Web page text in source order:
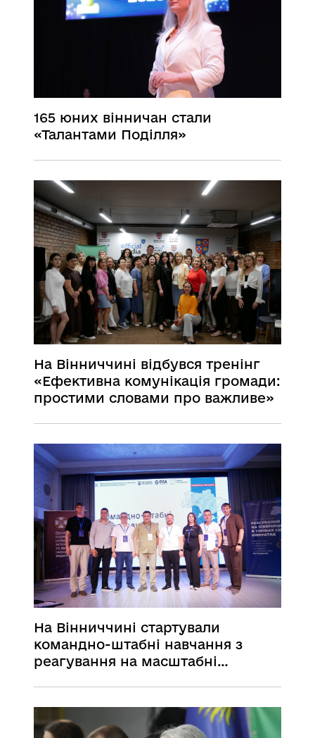
165 юних вінничан стали
«Талантами Поділля»
На Вінниччині відбувся тренінг
«Ефективна комунікація громади:
простими словами про важливе»
На Вінниччині стартували
командно-штабні навчання з
реагування на масштабні